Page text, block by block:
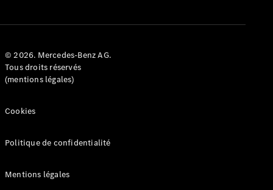
© 2026. Mercedes-Benz AG.
Tous droits réservés
(mentions légales)
Cookies
Politique de confidentialité
Mentions légales